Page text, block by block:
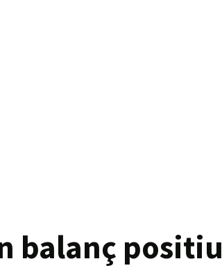
balanç positiu